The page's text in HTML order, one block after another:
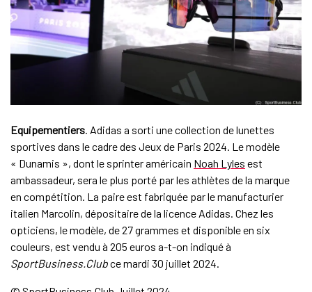
Equipementiers. Adidas a sorti une collection de lunettes
sportives dans le cadre des Jeux de Paris 2024. Le modèle
« Dunamis », dont le sprinter américain Noah Lyles est
ambassadeur, sera le plus porté par les athlètes de la marque
en compétition. La paire est fabriquée par le manufacturier
italien Marcolin, dépositaire de la licence Adidas. Chez les
opticiens, le modèle, de 27 grammes et disponible en six
couleurs, est vendu à 205 euros a-t-on indiqué à
SportBusiness.Clubce mardi 30 juillet 2024.